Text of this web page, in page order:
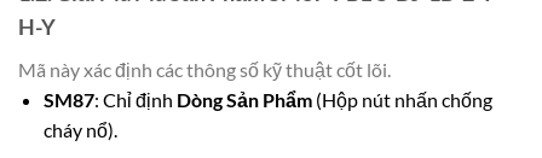
H-Y
Mã này xác định các thông số kỹ thuật cốt lõi.
SM87: Chỉ định Dòng Sản Phẩm(Hộp nút nhấn chống
cháy nổ).